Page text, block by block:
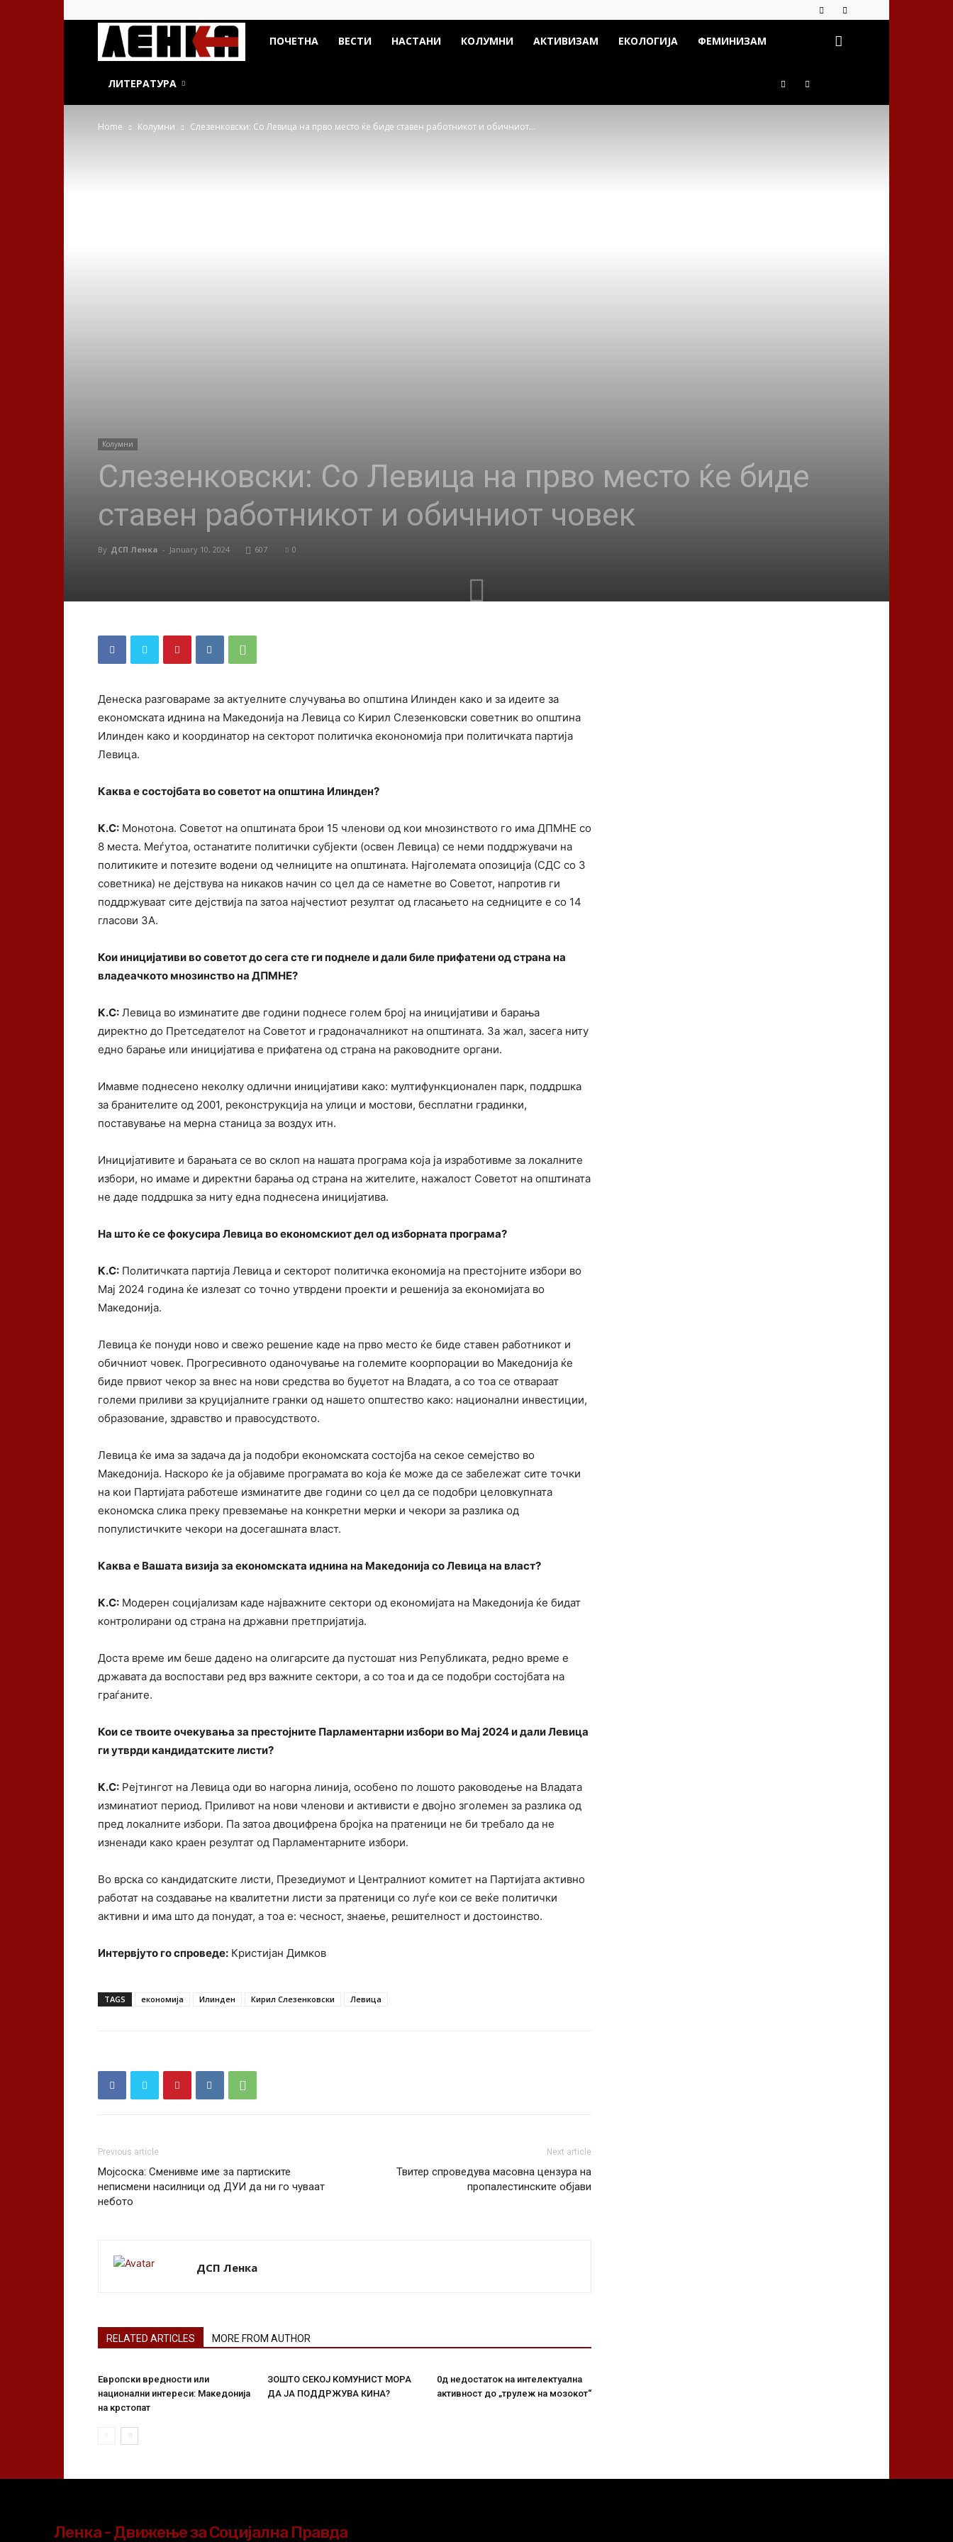
ДСП
ПОЧЕТНА ВЕСТИ НАСТАНИ КОЛУМНИ АКТИВИЗАМ ЕКОЛОГИЈА ФЕМИНИЗАМ
ЛИТЕРАТУРА
Home Колумни Слезенковски: Со Левица на прво место ќе биде ставен работникот и обичниот...
Колумни
Слезенковски: Со Левица на прво место ќе биде
ставен работникот и обичниот човек
By ДСП Ленка - January 10, 2024 607 0
Денеска разговараме за актуелните случувања во општина Илинден како и за идеите за
економската иднина на Македонија на Левица со Кирил Слезенковски советник во општина
Илинден како и координатор на секторот политичка еконономија при политичката партија
Левица.
Каква е состојбата во советот на општина Илинден?
К.С: Монотона. Советот на општината брои 15 членови од кои мнозинството го има ДПМНЕ со
8 места. Меѓутоа, останатите политички субјекти (освен Левица) се неми поддржувачи на
политиките и потезите водени од челниците на општината. Најголемата опозиција (СДС со 3
советника) не дејствува на никаков начин со цел да се наметне во Советот, напротив ги
поддржуваат сите дејствија па затоа најчестиот резултат од гласањето на седниците е со 14
гласови ЗА.
Кои иницијативи во советот до сега сте ги поднеле и дали биле прифатени од страна на
владеачкото мнозинство на ДПМНЕ?
К.С: Левица во изминатите две години поднесе голем број на иницијативи и барања
директно до Претседателот на Советот и градоначалникот на општината. За жал, засега ниту
едно барање или иницијатива е прифатена од страна на раководните органи.
Имавме поднесено неколку одлични иницијативи како: мултифункционален парк, поддршка
за бранителите од 2001, реконструкција на улици и мостови, бесплатни градинки,
поставување на мерна станица за воздух итн.
Иницијативите и барањата се во склоп на нашата програма која ја изработивме за локалните
избори, но имаме и директни барања од страна на жителите, нажалост Советот на општината
не даде поддршка за ниту една поднесена иницијатива.
На што ќе се фокусира Левица во економскиот дел од изборната програма?
К.С: Политичката партија Левица и секторот политичка економија на престојните избори во
Мај 2024 година ќе излезат со точно утврдени проекти и решенија за економијата во
Македонија.
Левица ќе понуди ново и свежо решение каде на прво место ќе биде ставен работникот и
обичниот човек. Прогресивното оданочување на големите коорпорации во Македонија ќе
биде првиот чекор за внес на нови средства во буџетот на Владата, а со тоа се отвараат
големи приливи за круцијалните гранки од нашето општество како: национални инвестиции,
образование, здравство и правосудството.
Левица ќе има за задача да ја подобри економската состојба на секое семејство во
Македонија. Наскоро ќе ја објавиме програмата во која ќе може да се забележат сите точки
на кои Партијата работеше изминатите две години со цел да се подобри целовкупната
економска слика преку превземање на конкретни мерки и чекори за разлика од
популистичките чекори на досегашната власт.
Каква е Вашата визија за економската иднина на Македонија со Левица на власт?
К.С: Модерен социјализам каде најважните сектори од економијата на Македонија ќе бидат
контролирани од страна на државни претпријатија.
Доста време им беше дадено на олигарсите да пустошат низ Републиката, редно време е
државата да воспостави ред врз важните сектори, а со тоа и да се подобри состојбата на
граѓаните.
Кои се твоите очекувања за престојните Парламентарни избори во Мај 2024 и дали Левица
ги утврди кандидатските листи?
К.С: Рејтингот на Левица оди во нагорна линија, особено по лошото раководење на Владата
изминатиот период. Приливот на нови членови и активисти е двојно зголемен за разлика од
пред локалните избори. Па затоа двоцифрена бројка на пратеници не би требало да не
изненади како краен резултат од Парламентарните избори.
Во врска со кандидатските листи, Презедиумот и Централниот комитет на Партијата активно
работат на создавање на квалитетни листи за пратеници со луѓе кои се веќе политички
активни и има што да понудат, а тоа е: чесност, знаење, решителност и достоинство.
Интервјуто го спроведе: Кристијан Димков
TAGS економија Илинден Кирил Слезенковски Левица
Previous article
Мојсоска: Сменивме име за партиските
неписмени насилници од ДУИ да ни го чуваат
небото
Next article
Твитер спроведува масовна цензура на
пропалестинските објави
ДСП Ленка
RELATED ARTICLES MORE FROM AUTHOR
Европски вредности или
национални интереси: Македонија
на крстопат
ЗОШТО СЕКОЈ КОМУНИСТ МОРА
ДА ЈА ПОДДРЖУВА КИНА?
0д недостаток на интелектуална
активност до „трулеж на мозокот“
Ленка - Движење за Социјална Правда